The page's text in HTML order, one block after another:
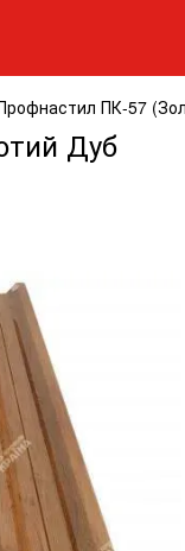
ПК-57
Дуб